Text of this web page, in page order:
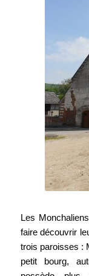
Les
faire découvrir
trois paroisses :
petit bourg,